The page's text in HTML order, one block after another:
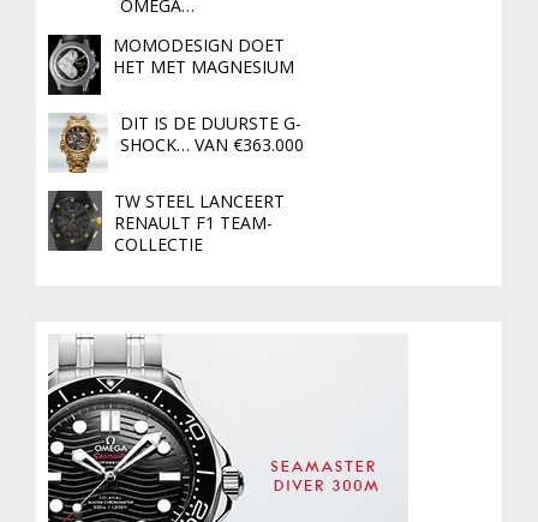
OMEGA…
MOMODESIGN DOET
HET MET MAGNESIUM
DIT IS DE DUURSTE G-
SHOCK… VAN €363.000
TW STEEL LANCEERT
RENAULT F1 TEAM-
COLLECTIE